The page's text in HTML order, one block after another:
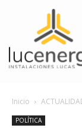
Inicio
POLÍTICA